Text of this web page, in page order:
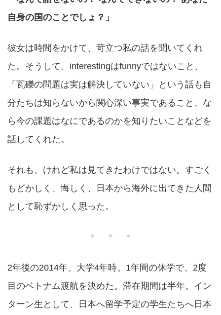
自身の国のことでしょ？」
彼女は時間をかけて、苛立つ私の話を聞いてくれ
た。そうして、interestingはfunnyではないこと、
「瓦礫の問題は実は解決していない」という話も自
分たちは知らないから関心深い事実であること、な
ら今の課題はなにであるのかを知りたいことなどを
話してくれた。
それも、けれど私は見てきたわけではない。すごく
もどかしく、悔しく、日本から海外に出てきた人間
として恥ずかしく思った。
＊ ＊ ＊
2年後の2014年、大学4年時。1年間の休学で、2度
目のベトナム渡航を決めた。滞在期間は半年。イン
ターン生として、日本へ留学予定の学生たちへ日本